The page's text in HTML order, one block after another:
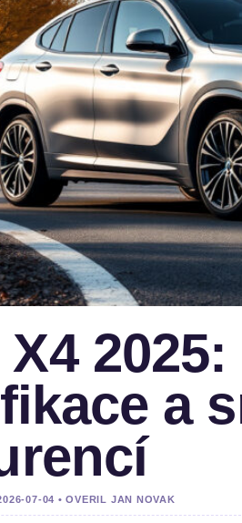
X4
a
07-04 • OVERIL JAN NOVAK